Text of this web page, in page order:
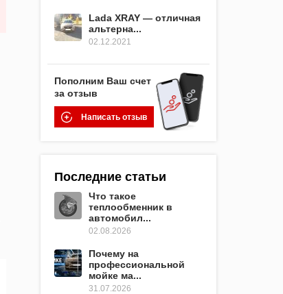
Lada XRAY — отличная
альтерна...
02.12.2021
Пополним Ваш счет
за отзыв
Написать отзыв
Последние статьи
Что такое
теплообменник в
автомобил...
02.08.2026
Почему на
профессиональной
мойке ма...
31.07.2026